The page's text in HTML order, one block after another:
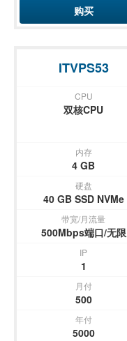
购买
ITVPS53
CPU
双核CPU
内存
4 GB
硬盘
40 GB SSD NVMe
带宽/月流量
500Mbps端口/无限
IP
1
月付
500
年付
5000